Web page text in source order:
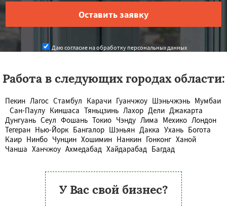
Даю согласие на обработку персональных данных
Работа в следующих городах области:
Пекин Лагос Стамбул Карачи Гуанчжоу Шэньчжэнь Мумбаи
Сан-Паулу Киншаса Тяньцзинь Лахор Дели Джакарта
Дунгуань Сеул Фошань Токио Чэнду Лима Мехико Лондон
Тегеран Нью-Йорк Бангалор Шэньян Дакка Ухань Богота
Каир Нинбо Чунцин Хошимин Нанкин Гонконг Ханой
Чанша Ханчжоу Ахмедабад Хайдарабад Багдад
У Вас свой бизнес?